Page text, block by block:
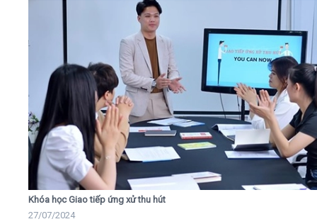
Khóa học Giao tiếp ứng xử thu hút
27/07/2024